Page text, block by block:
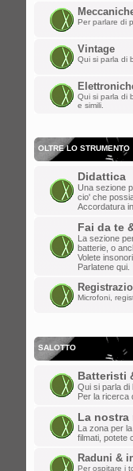
i forum
lun mar
lollo»
ven mar
che ha
mar mar
DannyK
ven feb
Gionz»
mer dic
saluto a
dajazz
»
lun dic 09,
matteo t
dom dic
dajazz»
creato
Per parlare di
Vintage
Qui si parla di
Qui si parla di
e simili.
OLTRE LO STRUMENTO
Didattica
Una sezione
cio' che
Accordatura
Fai da te
La sezione
batterie, o
Volete
Parlatene qui.
Microfoni,
SALOTTO
Batteristi
Qui si parla di
Per la ricerca
La nostra
La zona per
filmati, potete
Raduni &
Per ospitare i